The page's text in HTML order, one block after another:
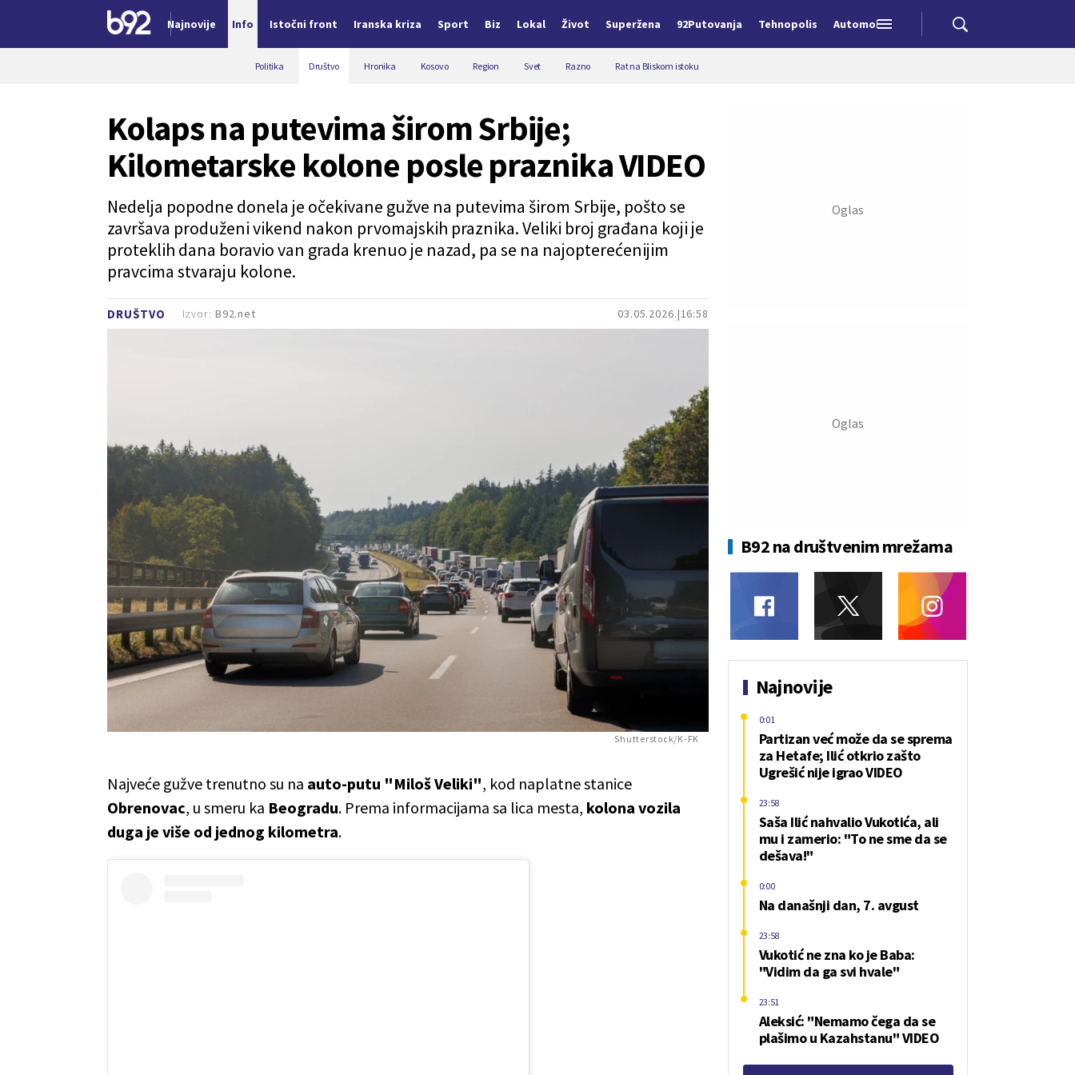
Najnovije Info Istočni front Iranska kriza Sport Biz Lokal Život Superžena 92Putovanja Tehnopolis Automobili
Politika Društvo Hronika Kosovo Region Svet Razno Rat na Bliskom istoku
DRUŠTVO 03.05.2026. 16:58
Kolaps na putevima širom Srbije;
Kilometarske kolone posle praznika VIDEO
Nedelja popodne donela je očekivane gužve na putevima širom Srbije, pošto se
završava produženi vikend nakon prvomajskih praznika. Veliki broj građana koji je
proteklih dana boravio van grada krenuo je nazad, pa se na najopterećenijim
pravcima stvaraju kolone.
Izvor: B92.net
Shutterstock/K-FK
Najveće gužve trenutno su na auto-putu "Miloš Veliki", kod naplatne stanice
Obrenovac, u smeru ka Beogradu. Prema informacijama sa lica mesta, kolona vozila
duga je više od jednog kilometra.
B92 na društvenim mrežama
Najnovije
Partizan već može da se sprema
za Hetafe; Ilić otkrio zašto
Ugrešić nije igrao VIDEO
0:01
Saša Ilić nahvalio Vukotića, ali
mu i zamerio: "To ne sme da se
dešava!"
23:58
Na današnji dan, 7. avgust
0:00
Vukotić ne zna ko je Baba:
"Vidim da ga svi hvale"
23:58
Aleksić: "Nemamo čega da se
plašimo u Kazahstanu" VIDEO
23:51